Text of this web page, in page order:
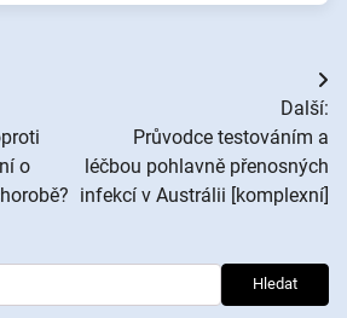
o
Další:
Průvodce testováním a
léčbou pohlavně přenosných
infekcí v Austrálii [komplexní]
Hledat